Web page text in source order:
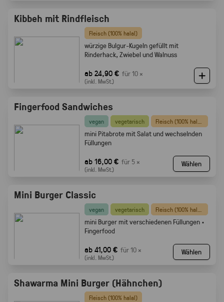
Kibbeh mit Rindfleisch
Fleisch (100% halal)
würzige Bulgur-Kugeln gefüllt mit
Rinderhack, Zwiebel und Walnuss
ab 24,90 € für 10 ×
(inkl. MwSt.)
Fingerfood Sandwiches
vegan vegetarisch
mini Pitabrote mit Salat und wechselnden
Füllungen
ab 16,00 € für 5 ×
(inkl. MwSt.)
Wählen
Mini Burger Classic
vegan vegetarisch
mini Burger mit verschiedenen Füllungen ·
Fingerfood
ab 41,00 € für 10 ×
(inkl. MwSt.)
Wählen
Shawarma Mini Burger (Hähnchen)
Fleisch (100% halal)